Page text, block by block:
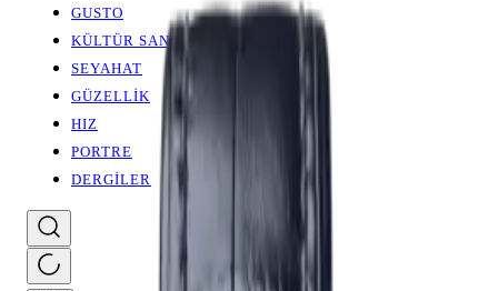
GUSTO
KÜLTÜR SANAT
SEYAHAT
GÜZELLİK
HIZ
PORTRE
DERGİLER